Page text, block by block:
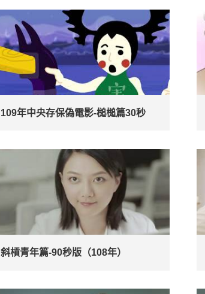
109年中央存保偽電影-槌槌篇30秒
斜槓青年篇-90秒版（108年）